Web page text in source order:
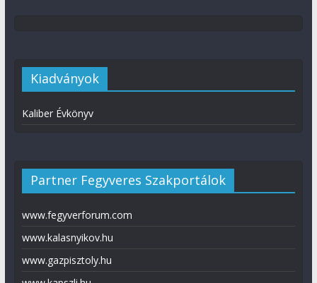
Kiadványok
Kaliber Évkönyv
Partner Fegyveres Szakportálok
www.fegyverforum.com
www.kalasnyikov.hu
www.gazpisztoly.hu